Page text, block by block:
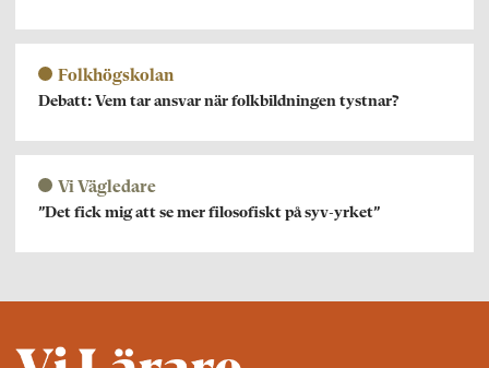
Folkhögskolan
Debatt: Vem tar ansvar när folkbildningen tystnar?
Vi Vägledare
”Det fick mig att se mer filosofiskt på syv-yrket”